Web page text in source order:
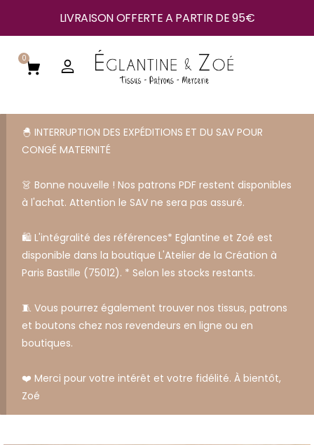
LIVRAISON OFFERTE A PARTIR DE 95€
0
🐣 INTERRUPTION DES EXPÉDITIONS ET DU SAV POUR
CONGÉ MATERNITÉ
👗 Bonne nouvelle ! Nos patrons PDF restent disponibles
à l'achat. Attention le SAV ne sera pas assuré.
🛍️ L'intégralité des références* Eglantine et Zoé est
disponible dans la boutique L'Atelier de la Création à
Paris Bastille (75012). * Selon les stocks restants.
🧵 Vous pourrez également trouver nos tissus, patrons
et boutons chez nos revendeurs en ligne ou en
boutiques.
❤️ Merci pour votre intérêt et votre fidélité. À bientôt,
Zoé